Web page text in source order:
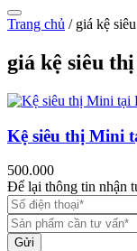
Trang chủ / giá kệ
giá kệ siêu
Kệ siêu thị Mini
500.000
Để lại thông tin nhận
Gửi